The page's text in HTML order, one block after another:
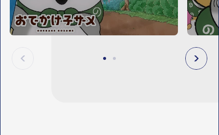
M
O
V
I
E
A
Y
M
O
V
I
E
P
N
X